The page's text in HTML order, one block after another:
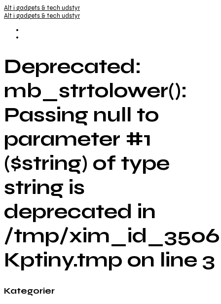
Alt i gadgets & tech udstyr
Alt i gadgets & tech udstyr
Deprecated:
mb_strtolower():
Passing null to
parameter #1
($string) of type
string is
deprecated in
/tmp/
Kptiny.tmp on line 3
Kategorier